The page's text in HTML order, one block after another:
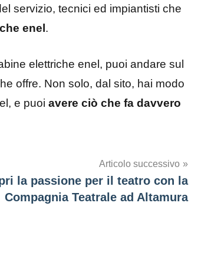
servizio, tecnici ed impiantisti che
enel .
elettriche enel, puoi andare sul
offre. Non solo, dal sito, hai modo
e puoi avere ciò che fa davvero
Articolo successivo
la passione per il teatro con la
Compagnia Teatrale ad Altamura